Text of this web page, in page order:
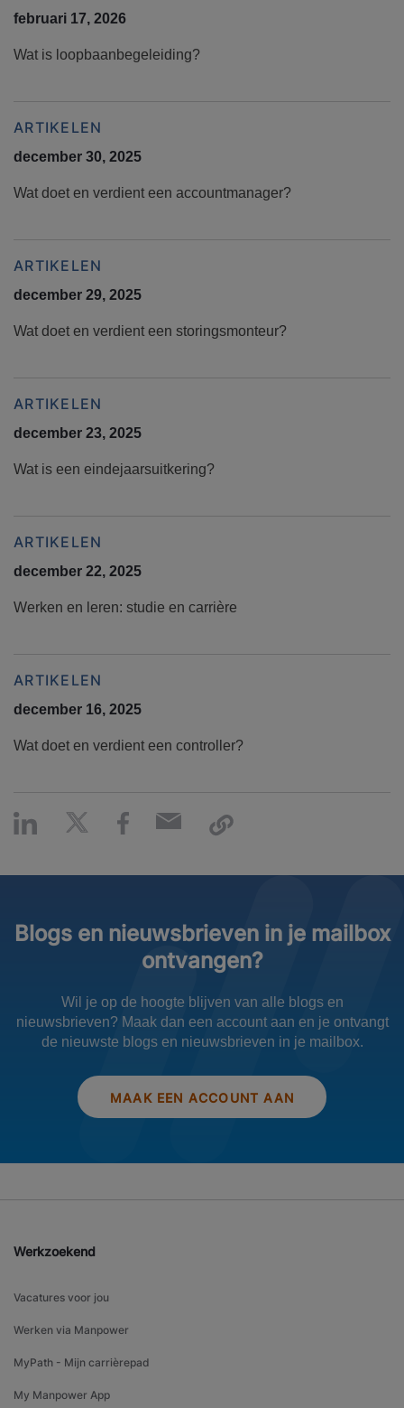
februari 17, 2026
Wat is loopbaanbegeleiding?
ARTIKELEN
december 30, 2025
Wat doet en verdient een accountmanager?
ARTIKELEN
december 29, 2025
Wat doet en verdient een storingsmonteur?
ARTIKELEN
december 23, 2025
Wat is een eindejaarsuitkering?
ARTIKELEN
december 22, 2025
Werken en leren: studie en carrière
ARTIKELEN
december 16, 2025
Wat doet en verdient een controller?
Blogs en nieuwsbrieven in je mailbox
ontvangen?
Wil je op de hoogte blijven van alle blogs en
nieuwsbrieven? Maak dan een account aan en je ontvangt
de nieuwste blogs en nieuwsbrieven in je mailbox.
MAAK EEN ACCOUNT AAN
Werkzoekend
Vacatures voor jou
Werken via Manpower
MyPath - Mijn carrièrepad
My Manpower App